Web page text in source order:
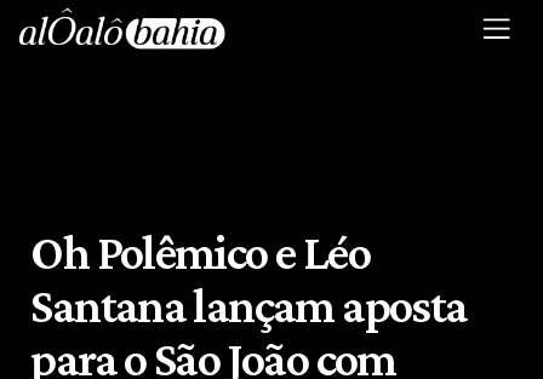
Oh Polêmico e Léo
Santana lançam aposta
para o São João com